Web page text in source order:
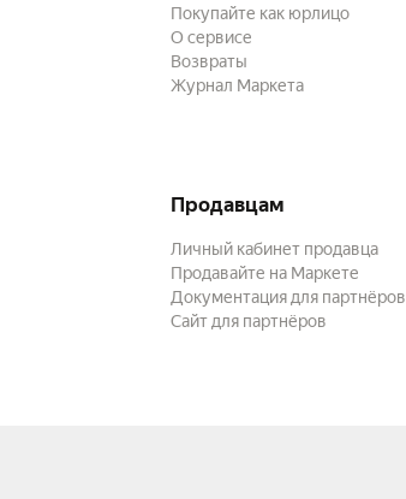
Покупайте как юрлицо
О сервисе
Возвраты
Журнал Маркета
Продавцам
Личный кабинет продавца
Продавайте на Маркете
Документация для партнёров
Сайт для партнёров